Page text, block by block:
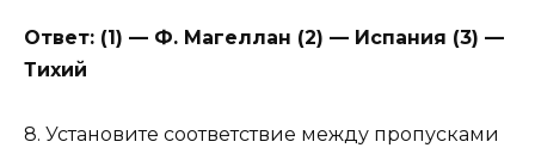
Ответ: (1) — Ф. Магеллан (2) — Испания (3) —
Тихий
8. Установите соответствие между пропусками